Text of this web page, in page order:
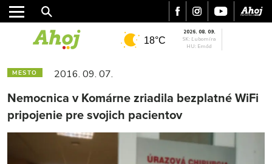
18°C
2026. 08. 09.
SK: Ľubomíra
HU: Emőd
MESTO 2016. 09. 07.
Nemocnica v Komárne zriadila bezplatné WiFi
pripojenie pre svojich pacientov